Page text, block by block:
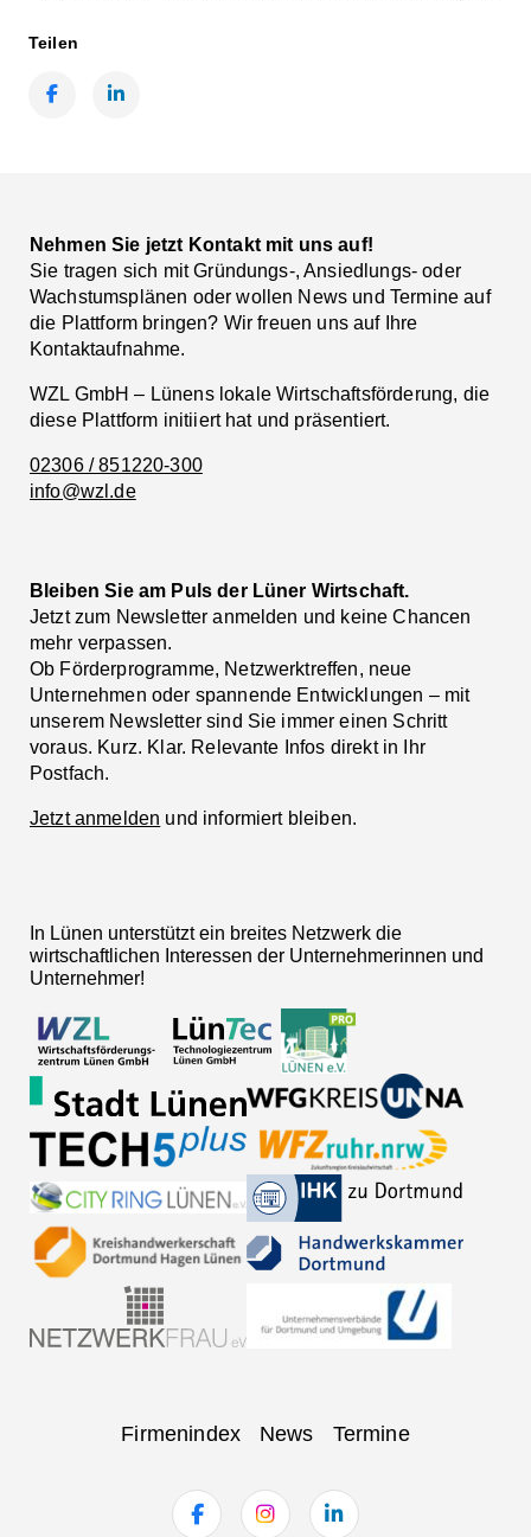
Teilen
Nehmen Sie jetzt Kontakt mit uns auf!
Sie tragen sich mit Gründungs-, Ansiedlungs- oder
Wachstumsplänen oder wollen News und Termine auf
die Plattform bringen? Wir freuen uns auf Ihre
Kontaktaufnahme.
WZL GmbH – Lünens lokale Wirtschaftsförderung, die
diese Plattform initiiert hat und präsentiert.
02306 / 851220-300
info@wzl.de
Bleiben Sie am Puls der Lüner Wirtschaft.
Jetzt zum Newsletter anmelden und keine Chancen
mehr verpassen.
Ob Förderprogramme, Netzwerktreffen, neue
Unternehmen oder spannende Entwicklungen – mit
unserem Newsletter sind Sie immer einen Schritt
voraus. Kurz. Klar. Relevante Infos direkt in Ihr
Postfach.
Jetzt anmelden und informiert bleiben.
In Lünen unterstützt ein breites Netzwerk die
wirtschaftlichen Interessen der Unternehmerinnen und
Unternehmer!
Firmenindex News Termine